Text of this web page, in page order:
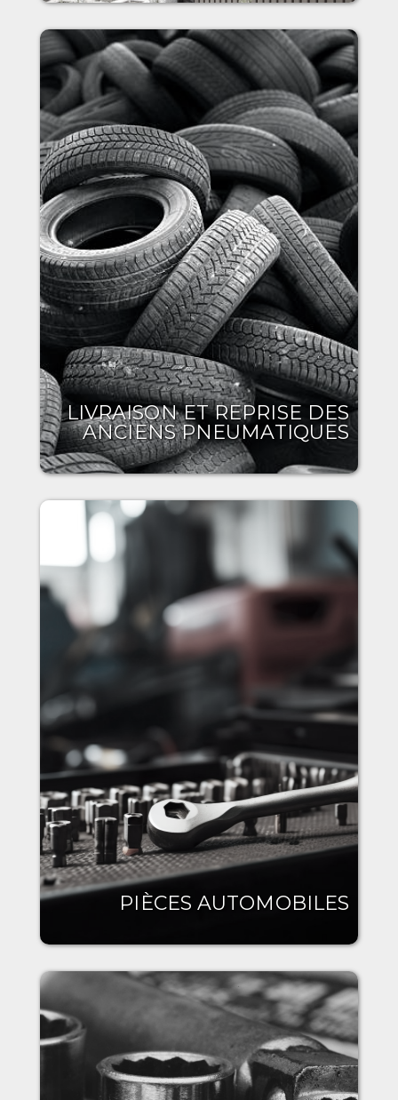
LIVRAISON ET REPRISE DES
ANCIENS PNEUMATIQUES
PIÈCES AUTOMOBILES